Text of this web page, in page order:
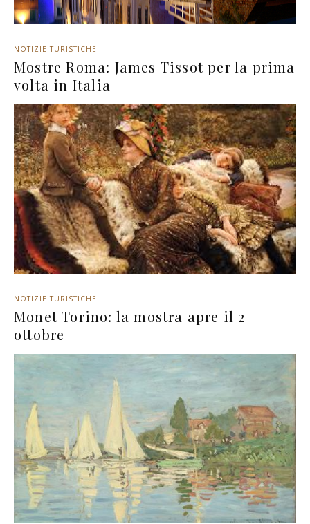
NOTIZIE TURISTICHE
Mostre Roma: James Tissot per la prima
volta in Italia
NOTIZIE TURISTICHE
Monet Torino: la mostra apre il 2
ottobre